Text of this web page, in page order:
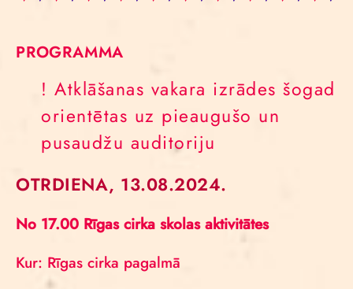
PROGRAMMA
! Atklāšanas vakara izrādes šogad
orientētas uz pieaugušo un
pusaudžu auditoriju
OTRDIENA, 13.08.2024.
No 17.00 Rīgas cirka skolas aktivitātes
Kur: Rīgas cirka pagalmā